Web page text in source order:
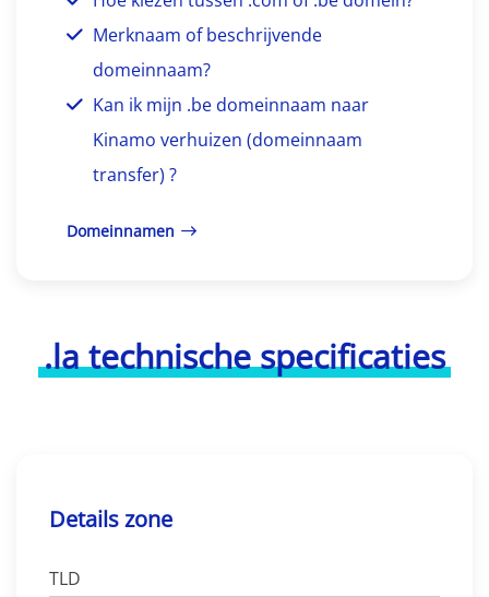
Merknaam of beschrijvende
domeinnaam?
Kan ik mijn .be domeinnaam naar
Kinamo verhuizen (domeinnaam
transfer) ?
Domeinnamen
.la technische specificaties
Details zone
TLD